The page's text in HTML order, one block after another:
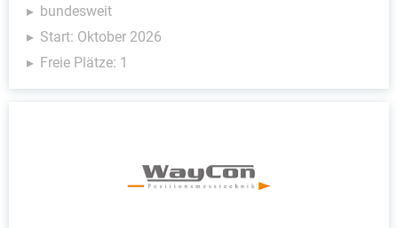
bundesweit
Start: Oktober 2026
Freie Plätze: 1